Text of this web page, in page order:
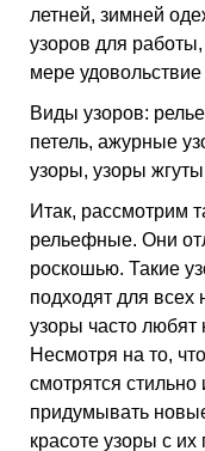
летней, зимней
узоров для
мере удовольствие
Виды узоров:
петель, ажурные
узоры, узоры
Итак, рассмотрим
рельефные. Они
роскошью. Такие
подходят для
узоры часто
Несмотря на то,
смотрятся
придумывать
красоте узоры с